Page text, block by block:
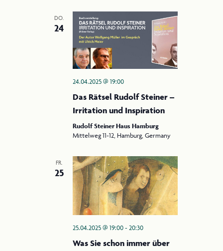
DO.
24
24.04.2025 @ 19:00
Das Rätsel Rudolf Steiner –
Irritation und Inspiration
Rudolf Steiner Haus Hamburg
Mittelweg 11-12, Hamburg, Germany
FR.
25
25.04.2025 @ 19:00-20:30
Was Sie schon immer über